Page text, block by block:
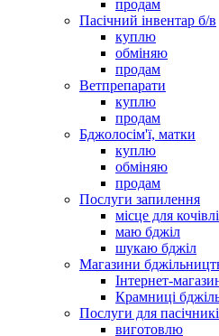
продам
Пасічний інвентар б/в
куплю
обміняю
продам
Ветпрепарати
куплю
продам
Бджолосім'ї, матки
куплю
обміняю
продам
Послуги запилення
місце для кочівлі
маю бджіл
шукаю бджіл
Магазини
Інтернет-
Крамниці
Послуги для
виготовлю